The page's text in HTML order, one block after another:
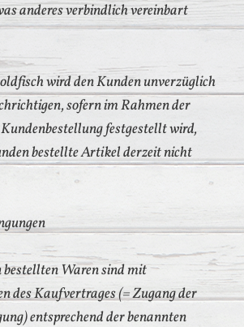
anderes verbindlich vereinbart
wird den Kunden unverzüglich
sofern im Rahmen der
festgestellt wird,
bestellte Artikel derzeit nicht
Waren sind mit
des Kaufvertrages (= Zugang der
entsprechend der benannten